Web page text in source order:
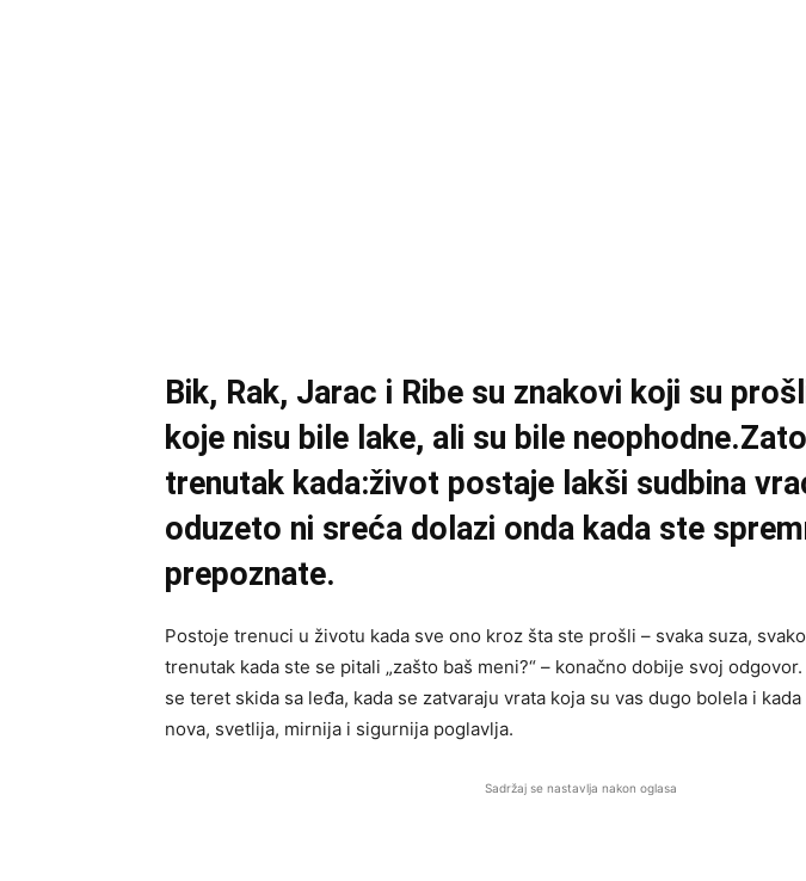
Bik, Rak, Jarac i Ribe su znakovi koji su
koje nisu bile lake, ali su bile
trenutak kada:život postaje lakši sudbina
oduzeto ni sreća dolazi onda kada ste
prepoznate.
Postoje trenuci u životu kada sve ono kroz šta ste prošli – svaka suza,
trenutak kada ste se pitali „zašto baš meni?“ – konačno dobije svoj
se teret skida sa leđa, kada se zatvaraju vrata koja su vas dugo bolela i
nova, svetlija, mirnija i sigurnija poglavlja.
Sadržaj se nastavlja nakon oglasa